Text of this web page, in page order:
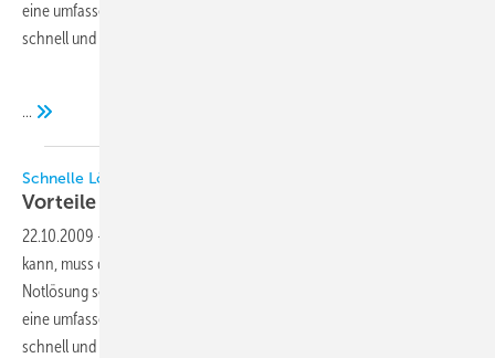
eine umfassende Mietflotte und könne kurzfristige Kühlprobleme
schnell und kosteneffizient lösen.
...
Schnelle Lösungen nicht nur für Notfälle
Vorteile der temporären
22.10.2009 -
kann, muss die Kältefachfirma innerhalb weniger Stunden für eine
Notlösung sorgen. Das Mietunternehmen Coolworld verfüge über
eine umfassende Mietflotte und könne kurzfristige Kühlprobleme
schnell und kosteneffizient